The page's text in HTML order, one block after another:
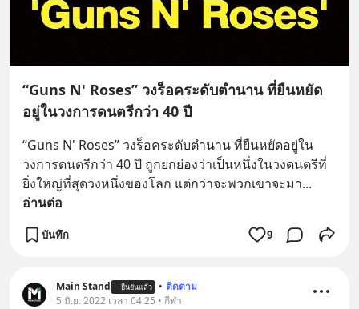
“Guns N' Roses” วงร็อคระดับตำนาน ที่ยืนหยัด
อยู่ในวงการดนตรีกว่า 40 ปี
“Guns N' Roses” วงร็อคระดับตำนาน ที่ยืนหยัดอยู่ใน
วงการดนตรีกว่า 40 ปี ถูกยกย่องว่าเป็นหนึ่งในวงดนตรีที่
ยิ่งใหญ่ที่สุดวงหนึ่งของโลก แต่กว่าจะพวกเขาจะมา
อ่านต่อ
บันทึก 9
Main Stand ยืนยันแล้ว • ติดตาม
5 มิ.ย. 2022 เวลา 04:25 • กีฬา